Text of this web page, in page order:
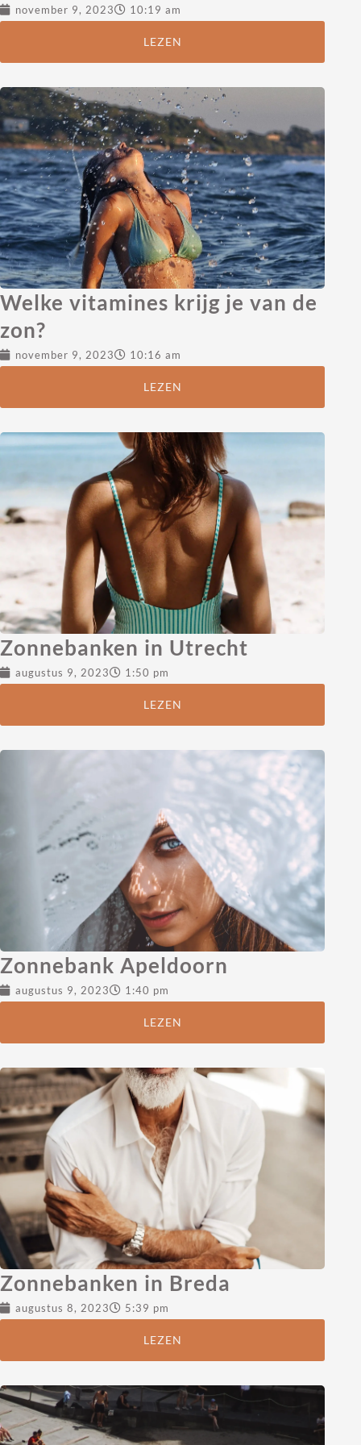
november 9, 2023 10:19 am
LEZEN
Welke vitamines krijg je van de
zon?
november 9, 2023 10:16 am
LEZEN
Zonnebanken in Utrecht
augustus 9, 2023 1:50 pm
LEZEN
Zonnebank Apeldoorn
augustus 9, 2023 1:40 pm
LEZEN
Zonnebanken in Breda
augustus 8, 2023 5:39 pm
LEZEN